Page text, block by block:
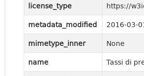
license_type
https://
metadata_modified
2016-03-
mimetype_inner
None
name
Tassi di